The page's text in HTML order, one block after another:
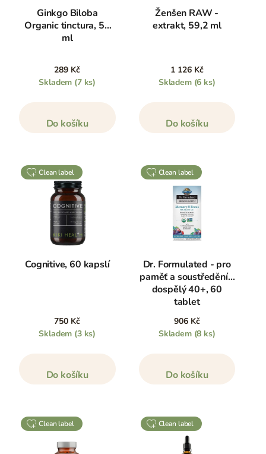
Ginkgo Biloba
Organic tinctura, 50
ml
289 Kč
Skladem (7 ks)
Do košíku
Ženšen RAW -
extrakt, 59,2 ml
1 126 Kč
Skladem (6 ks)
Do košíku
clean label
Cognitive, 60 kapslí
750 Kč
Skladem (3 ks)
Do košíku
clean label
Dr. Formulated - pro
paměť a soustředění -
dospělý 40+, 60
tablet
906 Kč
Skladem (8 ks)
Do košíku
clean label clean label